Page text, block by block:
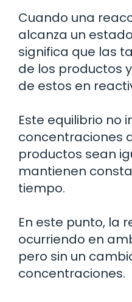
Cuando una
alcanza un
significa que las
de los productos
de estos en
Este equilibrio no
concentraciones
productos sean
mantienen
tiempo.
En este punto, la
ocurriendo en
pero sin un
concentraciones.